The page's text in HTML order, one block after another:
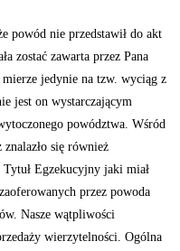
powód nie przedstawił do akt
zostać zawarta przez Pana
jedynie na tzw. wyciąg z
jest on wystarczającym
powództwa. Wśród
się również
Egzekucyjny jaki miał
przez powoda
Nasze wątpliwości
wierzytelności. Ogólna